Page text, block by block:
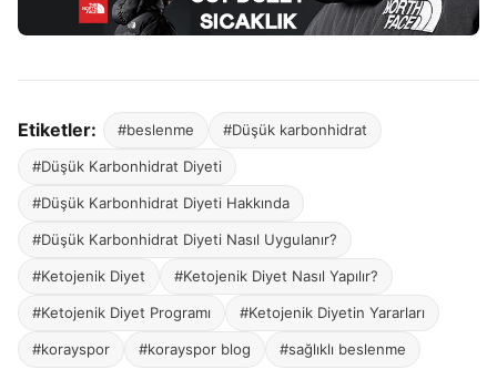
Etiketler: #beslenme #Düşük karbonhidrat
#Düşük Karbonhidrat Diyeti
#Düşük Karbonhidrat Diyeti Hakkında
#Düşük Karbonhidrat Diyeti Nasıl Uygulanır?
#Ketojenik Diyet #Ketojenik Diyet Nasıl Yapılır?
#Ketojenik Diyet Programı #Ketojenik Diyetin Yararları
#korayspor #korayspor blog #sağlıklı beslenme